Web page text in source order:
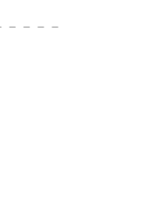
－－－－